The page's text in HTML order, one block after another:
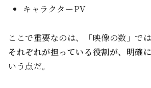
キャラクターPV
ここで重要なのは、「映像の数」では
それぞれが担っている役割が、明確
いう点だ。